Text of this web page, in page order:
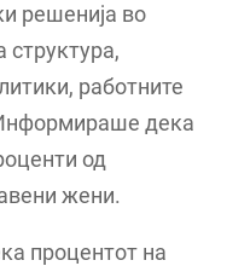
решенија во
работните
дека
од
жени.
процентот на